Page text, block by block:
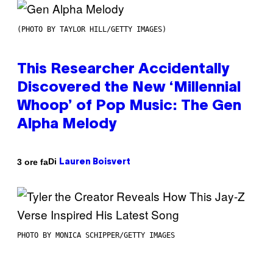
(PHOTO BY TAYLOR HILL/GETTY IMAGES)
This Researcher Accidentally
Discovered the New ‘Millennial
Whoop’ of Pop Music: The Gen
Alpha Melody
3 ore faDi Lauren Boisvert
PHOTO BY MONICA SCHIPPER/GETTY IMAGES